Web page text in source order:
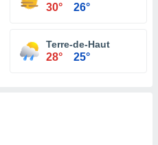
30° 26°
Terre-de-Haut
28° 25°